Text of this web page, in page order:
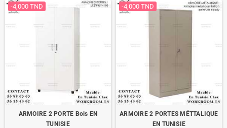
-4,000 TND
ARMOIRE 2 PORTE Bois EN
TUNISIE
-4,000 TND
ARMOIRE 2 PORTES MÉTTALIQUE
EN TUNISIE